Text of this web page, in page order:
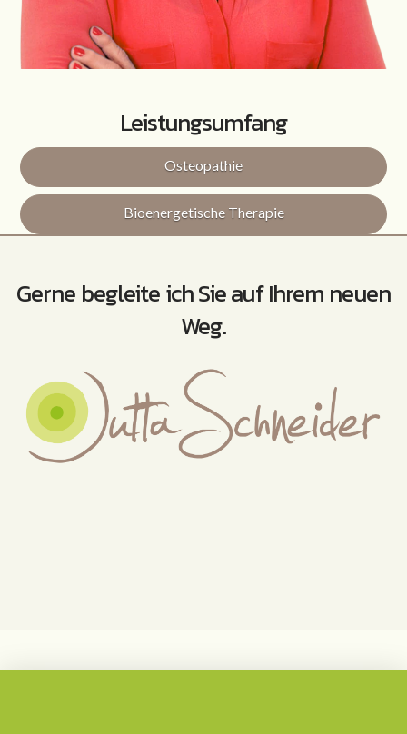
Leistungsumfang
Osteopathie
Bioenergetische Therapie
Gerne begleite ich Sie auf Ihrem neuen
Weg.